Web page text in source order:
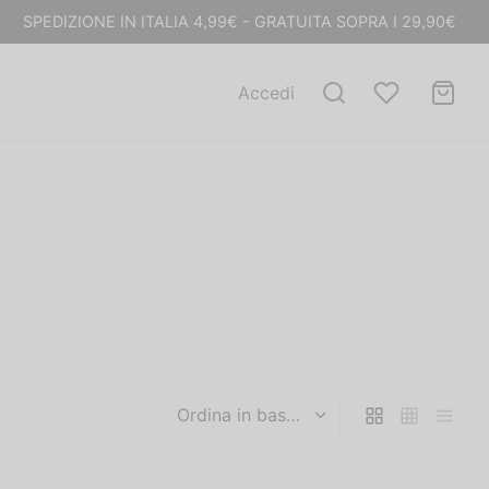
SPEDIZIONE IN ITALIA 4,99€ - GRATUITA SOPRA I 29,90€
Accedi